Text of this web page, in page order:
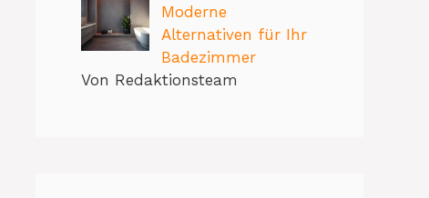
Moderne
Alternativen für Ihr
Badezimmer
Von Redaktionsteam